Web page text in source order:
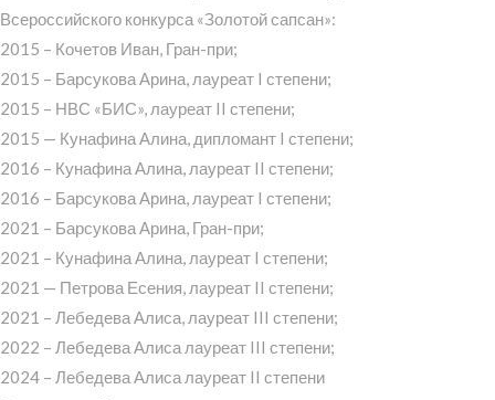
Всероссийского конкурса «Золотой сапсан»:
2015 – Кочетов Иван, Гран-при;
2015 – Барсукова Арина, лауреат I степени;
2015 – НВС «БИС», лауреат II степени;
2015 — Кунафина Алина, дипломант I степени;
2016 – Кунафина Алина, лауреат II степени;
2016 – Барсукова Арина, лауреат I степени;
2021 – Барсукова Арина, Гран-при;
2021 – Кунафина Алина, лауреат I степени;
2021 — Петрова Есения, лауреат II степени;
2021 – Лебедева Алиса, лауреат III степени;
2022 – Лебедева Алиса лауреат III степени;
2024 – Лебедева Алиса лауреат II степени